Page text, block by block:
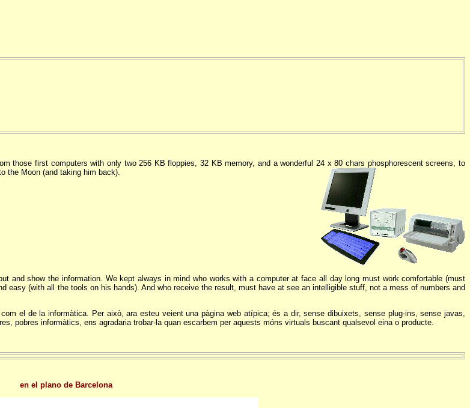
those first computers with only two 256 KB floppies, 32 KB memory, and a wonderful 24 x 80 chars phosphorescent screens, to
the Moon (and taking him back).
and show the information. We kept always in mind who works with a computer at face all day long must work comfortable (must
easy (with all the tools on his hands). And who receive the result, must have at see an intelligible stuff, not a mess of numbers and
el de la informàtica. Per això, ara esteu veient una pàgina web atípica; és a dir, sense dibuixets, sense plug-ins, sense javas,
pobres informàtics, ens agradaria trobar-la quan escarbem per aquests móns virtuals buscant qualsevol eina o producte.
en el plano de Barcelona